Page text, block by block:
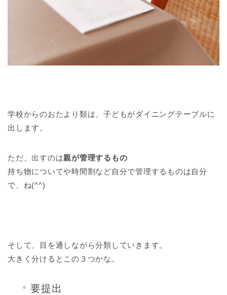
学校からのおたより類は、子どもがダイニングテーブルに
出します。
ただ、出すのは親が管理するもの
持ち物についてや時間割など自分で管理するものは自分
で、ね(^^)
そして、目を通しながら分類していきます。
大きく分けるとこの３つかな。
要提出